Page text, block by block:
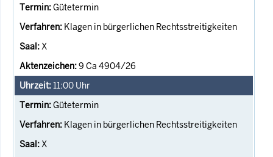
Gütetermin
Klagen in bürgerlichen Rechtsstreitigkeiten
X
9 Ca 4904/26
11:00 Uhr
Gütetermin
Klagen in bürgerlichen Rechtsstreitigkeiten
X